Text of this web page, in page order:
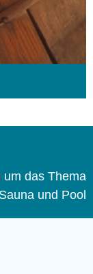
um das Thema
und Pool